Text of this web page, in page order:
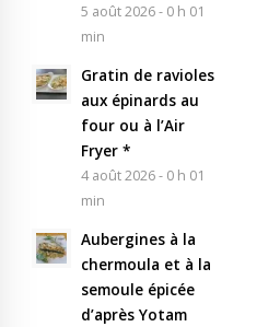
5 août 2026 - 0 h 01
min
Gratin de ravioles
aux épinards au
four ou à l’Air
Fryer *
4 août 2026 - 0 h 01
min
Aubergines à la
chermoula et à la
semoule épicée
d’après Yotam